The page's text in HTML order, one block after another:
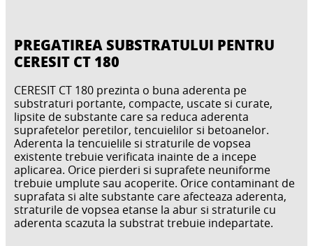
PREGATIREA SUBSTRATULUI PENTRU
CERESIT CT 180
CERESIT CT 180 prezinta o buna aderenta pe
substraturi portante, compacte, uscate si curate,
lipsite de substante care sa reduca aderenta
suprafetelor peretilor, tencuielilor si betoanelor.
Aderenta la tencuielile si straturile de vopsea
existente trebuie verificata inainte de a incepe
aplicarea. Orice pierderi si suprafete neuniforme
trebuie umplute sau acoperite. Orice contaminant de
suprafata si alte substante care afecteaza aderenta,
straturile de vopsea etanse la abur si straturile cu
aderenta scazuta la substrat trebuie indepartate.